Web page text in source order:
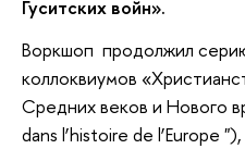
Гуситских войн».
Воркшоп продолжил
коллоквиумов
Средних веков и Нового
dans l’histoire de l’Europe